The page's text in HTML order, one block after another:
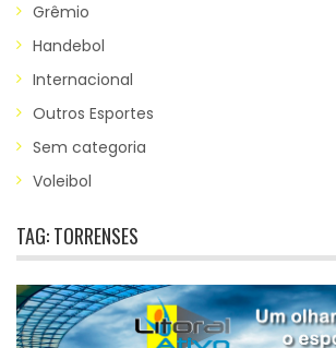
Grêmio
Handebol
Internacional
Outros Esportes
Sem categoria
Voleibol
TAG:TORRENSES